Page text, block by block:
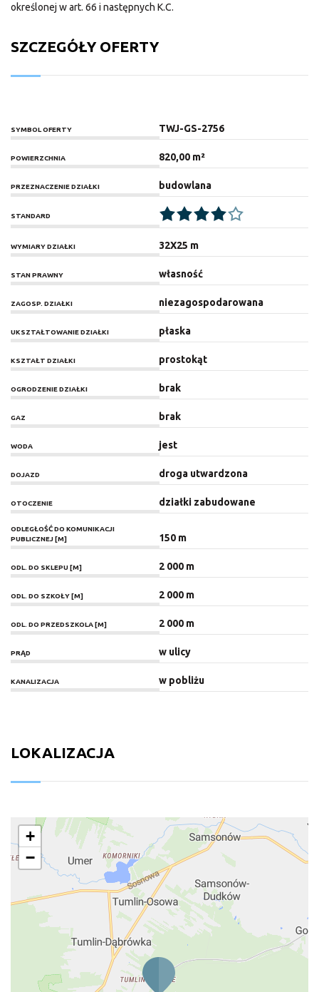
określonej w art. 66 i następnych K.C.
SZCZEGÓŁY OFERTY
SYMBOL OFERTY TWJ-GS-2756
POWIERZCHNIA 820,00 m²
PRZEZNACZENIE DZIAŁKI budowlana
STANDARD
WYMIARY DZIAŁKI 32X25 m
STAN PRAWNY własność
ZAGOSP. DZIAŁKI niezagospodarowana
UKSZTAŁTOWANIE DZIAŁKI płaska
KSZTAŁT DZIAŁKI prostokąt
OGRODZENIE DZIAŁKI brak
GAZ brak
WODA jest
DOJAZD droga utwardzona
OTOCZENIE działki zabudowane
ODLEGŁOŚĆ DO KOMUNIKACJI
PUBLICZNEJ [M]
150 m
ODL. DO SKLEPU [M] 2 000 m
ODL. DO SZKOŁY [M] 2 000 m
ODL. DO PRZEDSZKOLA [M] 2 000 m
PRĄD w ulicy
KANALIZACJA w pobliżu
LOKALIZACJA
+
−